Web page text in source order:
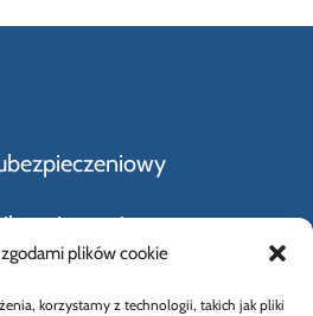
plików cookie
korzystamy z technologii, takich jak pliki